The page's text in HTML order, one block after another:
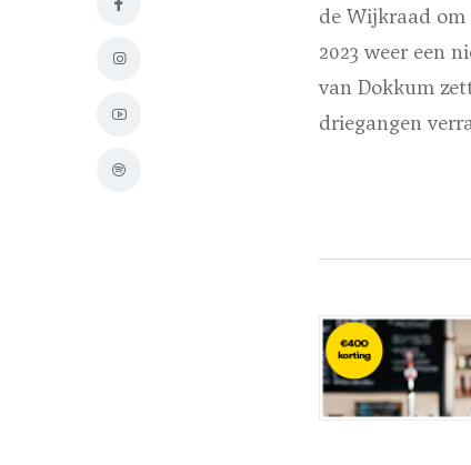
de Wijkraad
2023 weer een
van Dokkum
driegangen